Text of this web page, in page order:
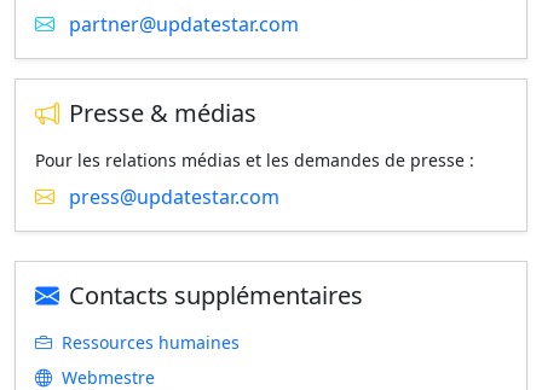
partner@updatestar.com
Presse & médias
Pour les relations médias et les demandes de presse :
press@updatestar.com
Contacts supplémentaires
Ressources humaines
Webmestre